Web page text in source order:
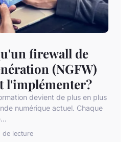
firewall de
(NGFW)
l'implémenter?
devient de plus en plus
numérique actuel. Chaque
de lecture